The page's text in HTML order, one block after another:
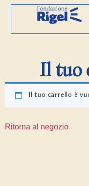
Il tuo
Il tuo carrello è
Ritorna al negozio